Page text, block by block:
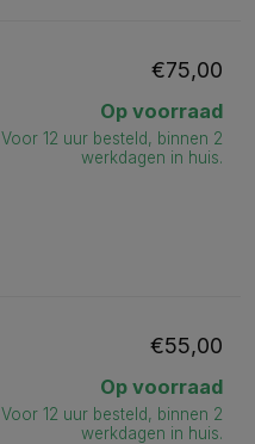
€75,00
Op voorraad
Voor 12 uur besteld, binnen 2
werkdagen in huis.
€55,00
Op voorraad
Voor 12 uur besteld, binnen 2
werkdagen in huis.